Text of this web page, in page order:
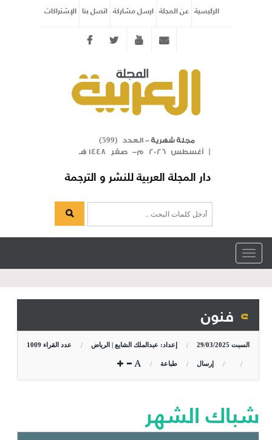
الرئيسية عن المجلة ارسل مشاركة اتصل بنا الإشتراكات
Twitter youtube
مجلة شهرية- العدد ( 599
)
| أغسطس 2026 م- صفر 1448 هـ
دار المجلة العربية للنشر و الترجمة
Toggle
navigation
فنون
السبت 29/03/2025 إعداد: عبدالملك الشايع | الرياض عدد القراء 1009
إرسال طباعة
شباك الشهر